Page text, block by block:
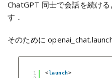
ChatGPT 同士で会話を続け
す．
そのために
1
<launch>